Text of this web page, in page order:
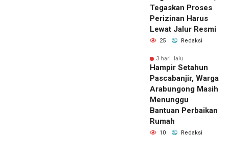
Tegaskan Proses
Perizinan Harus
Lewat Jalur Resmi
25 Redaksi
3 hari lalu
Hampir Setahun
Pascabanjir, Warga
Arabungong Masih
Menunggu
Bantuan Perbaikan
Rumah
10 Redaksi